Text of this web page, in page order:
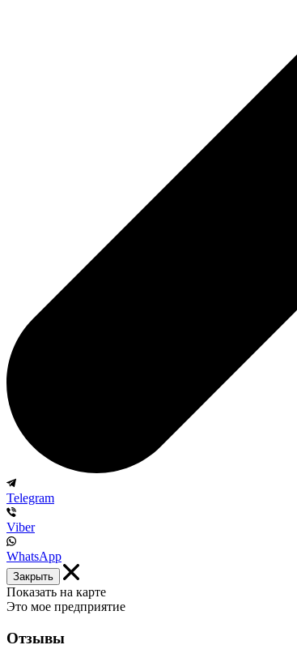
Telegram
Viber
WhatsApp
Закрыть
Показать на карте
Это мое предприятие
Отзывы